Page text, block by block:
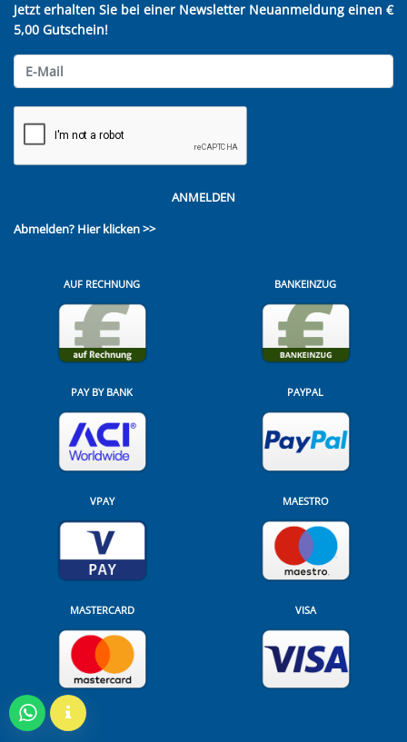
Jetzt erhalten Sie bei einer Newsletter Neuanmeldung einen €
5,00 Gutschein!
ANMELDEN
Abmelden? Hier klicken >>
AUF RECHNUNG BANKEINZUG
PAY BY BANK PAYPAL
VPAY MAESTRO
MASTERCARD VISA